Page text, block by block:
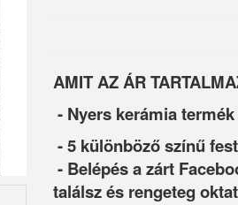
AMIT AZ ÁR
- Nyers kerámia termék
- 5 különböző színű
- Belépés a zárt
találsz és rengeteg